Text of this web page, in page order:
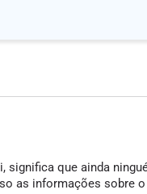
que ainda
as informações sobre